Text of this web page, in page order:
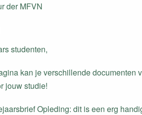
der MFVN
studenten,
kan je verschillende documenten
jouw studie!
Opleding: dit is een erg